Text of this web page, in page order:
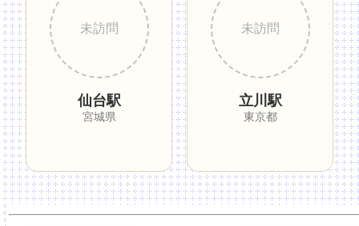
仙台駅
宮城県
立川駅
東京都